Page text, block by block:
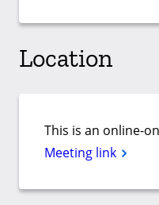
Location
This is an online-
Meeting link